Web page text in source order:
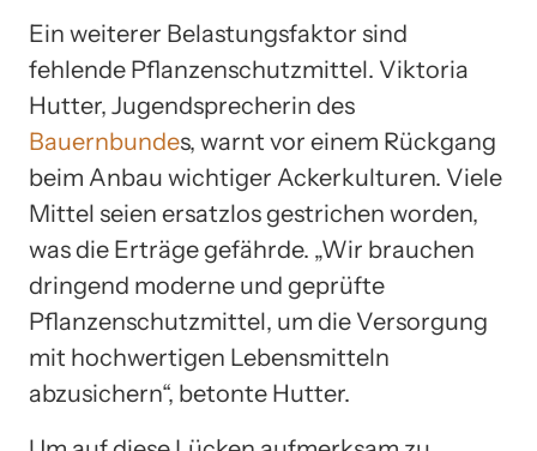
Ein weiterer Belastungsfaktor sind
fehlende Pflanzenschutzmittel. Viktoria
Hutter, Jugendsprecherin des
Bauernbundes, warnt vor einem Rückgang
beim Anbau wichtiger Ackerkulturen. Viele
Mittel seien ersatzlos gestrichen worden,
was die Erträge gefährde. „Wir brauchen
dringend moderne und geprüfte
Pflanzenschutzmittel, um die Versorgung
mit hochwertigen Lebensmitteln
abzusichern“, betonte Hutter.